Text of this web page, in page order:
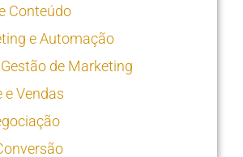
Conteúdo
e Automação
de Marketing
e Vendas